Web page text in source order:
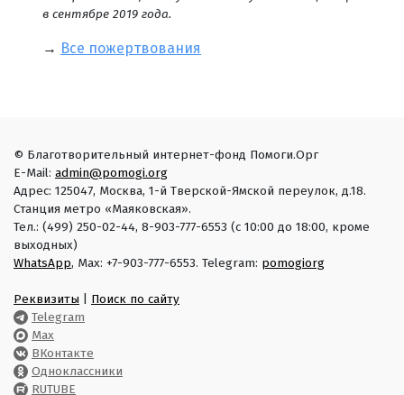
в сентябре 2019 года.
→ Все пожертвования
© Благотворительный интернет-фонд Помоги.Орг
E-Mail: admin@pomogi.org
Адрес: 125047, Москва, 1-й Тверской-Ямской переулок, д.18.
Станция метро «Маяковская».
Тел.: (499) 250-02-44, 8-903-777-6553 (с 10:00 до 18:00, кроме
выходных)
WhatsApp, Max: +7-903-777-6553. Telegram: pomogiorg
Реквизиты
Поиск по сайту
Telegram
Max
ВКонтакте
Одноклассники
RUTUBE